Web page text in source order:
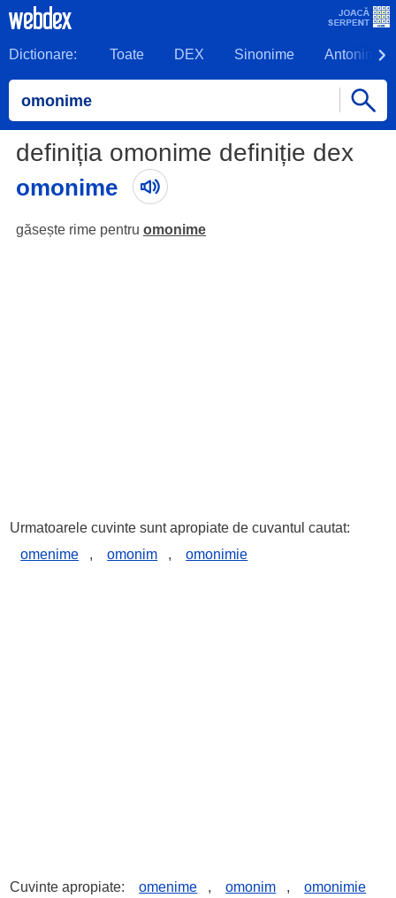
Dictionare: Toate DEX Sinonime Antonime
definiția omonime definiție dex
omonime
găsește rime pentru omonime
Urmatoarele cuvinte sunt apropiate de cuvantul cautat:
omenime
, omonim , omonimie
Cuvinte apropiate: omenime , omonim , omonimie